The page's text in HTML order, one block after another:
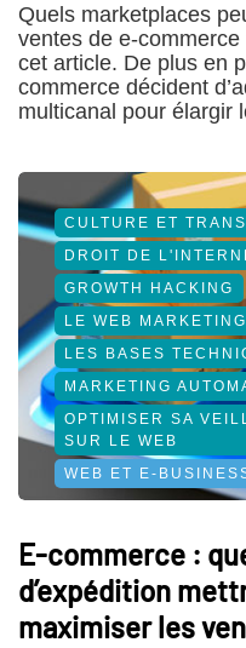
Quels marketplaces
ventes de e-
cet article. De plus en
commerce décident
multicanal pour élargir
CULTURE ET
DROIT DE
GROWTH HACKING
LE WEB MARKETING
LES BASES
MARKETING
OPTIMISER SA
SUR LE WEB
WEB ET E-
E-commerce :
d’expédition
maximiser les